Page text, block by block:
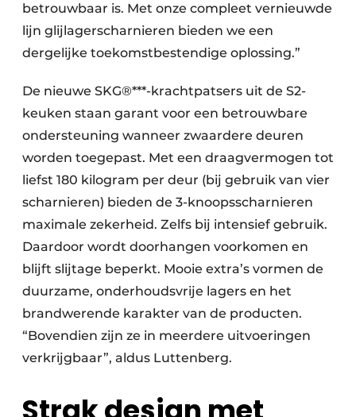
betrouwbaar is. Met onze compleet vernieuwde
lijn glijlagerscharnieren bieden we een
dergelijke toekomstbestendige oplossing.”
De nieuwe SKG®***-krachtpatsers uit de S2-
keuken staan garant voor een betrouwbare
ondersteuning wanneer zwaardere deuren
worden toegepast. Met een draagvermogen tot
liefst 180 kilogram per deur (bij gebruik van vier
scharnieren) bieden de 3-knoopsscharnieren
maximale zekerheid. Zelfs bij intensief gebruik.
Daardoor wordt doorhangen voorkomen en
blijft slijtage beperkt. Mooie extra’s vormen de
duurzame, onderhoudsvrije lagers en het
brandwerende karakter van de producten.
“Bovendien zijn ze in meerdere uitvoeringen
verkrijgbaar”, aldus Luttenberg.